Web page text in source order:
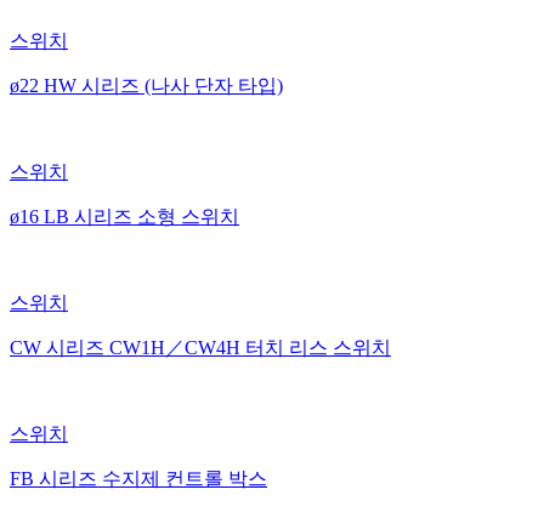
스위치
ø22 HW 시리즈 (나사 단자 타입)
스위치
ø16 LB 시리즈 소형 스위치
스위치
CW 시리즈 CW1H／CW4H 터치 리스 스위치
스위치
FB 시리즈 수지제 컨트롤 박스